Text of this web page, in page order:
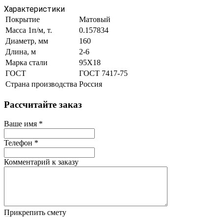
Характеристики
Покрытие
Матовый
Масса 1п/м, т.
0.157834
Диаметр, мм
160
Длина, м
2-6
Марка стали
95Х18
ГОСТ
ГОСТ 7417-75
Страна производства Россия
Рассчитайте заказ
Ваше имя *
Телефон *
Комментарий к заказу
Прикрепить смету